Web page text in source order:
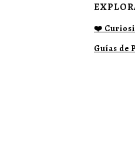
❤️
Guías de